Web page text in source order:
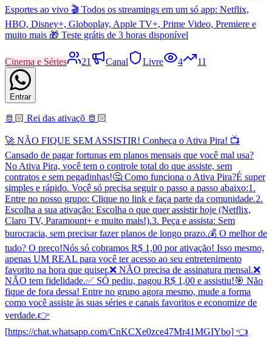
Esportes ao vivo 🎬 Todos os streamings em um só app: Netflix,
HBO, Disney+, Globoplay, Apple TV+, Prime Video, Premiere e
muito mais 🎁 Teste grátis de 3 horas disponível
Cinema e Séries 21 Canal Livre 4 11
Entrar
🫅🏻 Rei das ativaçõ 🫅🏻
​🚀 NÃO FIQUE SEM ASSISTIR! Conheça o Ativa Pira! 📺 ​
Cansado de pagar fortunas em planos mensais que você mal usa?
No Ativa Pira, você tem o controle total do que assiste, sem
contratos e sem pegadinhas! ​🤔 Como funciona o Ativa Pira? ​É super
simples e rápido. Você só precisa seguir o passo a passo abaixo: ​1.
Entre no nosso grupo: Clique no link e faça parte da comunidade. ​2.
Escolha a sua ativação: Escolha o que quer assistir hoje (Netflix,
Claro TV, Paramount+ e muito mais!). ​3. Peça e assista: Sem
burocracia, sem precisar fazer planos de longo prazo. ​💰 O melhor de
tudo? O preço! ​Nós só cobramos R$ 1,00 por ativação! Isso mesmo,
apenas UM REAL para você ter acesso ao seu entretenimento
favorito na hora que quiser. ​❌ NÃO precisa de assinatura mensal. ​❌
NÃO tem fidelidade. ​✅ SÓ pediu, pagou R$ 1,00 e assistiu! ​🎯 Não
fique de fora dessa! Entre no grupo agora mesmo, mude a forma
como você assiste às suas séries e canais favoritos e economize de
verdade. ​👉
[https://chat.whatsapp.com/CnKCXe0zce47Mr41MGIYbo] 👈